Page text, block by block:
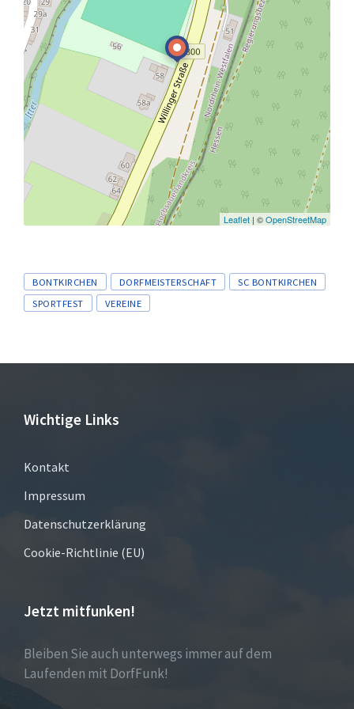
Leaflet | ©OpenStreetMap
Tags
BONTKIRCHEN DORFMEISTERSCHAFT
SC BONTKIRCHEN
SPORTFEST
VEREINE
Wichtige Links
Kontakt
Impressum
Datenschutzerklärung
Cookie-Richtlinie (EU)
Jetzt mitfunken!
Bleiben Sie auch unterwegs immer auf dem
Laufenden mit DorfFunk!